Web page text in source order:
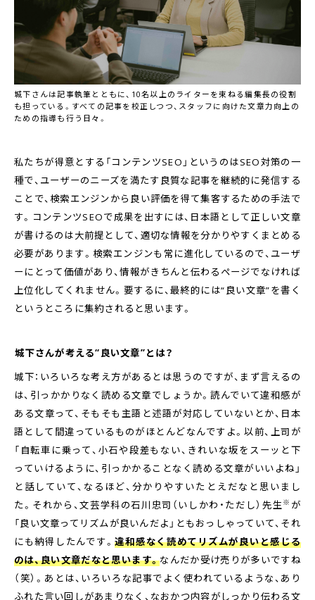
城下さんは記事執筆とともに、10名以上のライターを束ねる編集長の役割
も担っている。すべての記事を校正しつつ、スタッフに向けた文章力向上の
ための指導も行う日々。
私たちが得意とする「コンテンツSEO」というのはSEO対策の一
種で、ユーザーのニーズを満たす良質な記事を継続的に発信する
ことで、検索エンジンから良い評価を得て集客するための手法で
す。コンテンツSEOで成果を出すには、日本語として正しい文章
が書けるのは大前提として、適切な情報を分かりやすくまとめる
必要があります。検索エンジンも常に進化しているので、ユーザ
ーにとって価値があり、情報がきちんと伝わるページでなければ
上位化してくれません。要するに、最終的には“良い文章”を書く
というところに集約されると思います。
――城下さんが考える“良い文章”とは？
城下：いろいろな考え方があるとは思うのですが、まず言えるの
は、引っかかりなく読める文章でしょうか。読んでいて違和感が
ある文章って、そもそも主語と述語が対応していないとか、日本
語として間違っているものがほとんどなんですよ。以前、上司が
「自転車に乗って、小石や段差もない、きれいな坂をスーッと下
っていけるように、引っかかることなく読める文章がいいよね」
と話していて、なるほど、分かりやすいたとえだなと思いまし
た。それから、文芸学科の石川忠司（いしかわ・ただし）先生※ が
「良い文章ってリズムが良いんだよ」ともおっしゃっていて、それ
にも納得したんです。違和感なく読めてリズムが良いと感じる
のは、良い文章だなと思います。なんだか受け売りが多いですね
（笑）。あとは、いろいろな記事でよく使われているような、あり
ふれた言い回しがあまりなく、なおかつ内容がしっかり伝わる文